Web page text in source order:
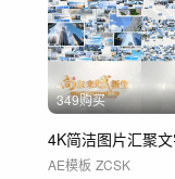
349购买
AE模板 ZCSK